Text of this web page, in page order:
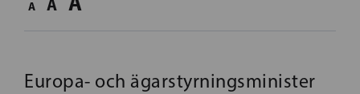
A A
Europa- och ägarstyrningsminister